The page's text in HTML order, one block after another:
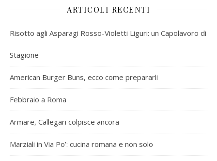
ARTICOLI RECENTI
Risotto agli Asparagi Rosso-Violetti Liguri: un Capolavoro di
Stagione
American Burger Buns, ecco come prepararli
Febbraio a Roma
Armare, Callegari colpisce ancora
Marziali in Via Po’: cucina romana e non solo